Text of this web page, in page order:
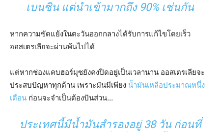
เบนซิน แต่นำเข้ามากถึง 90% เช่นกัน
หากความขัดแย้งในตะวันออกกลางได้รับการแก้ไขโดยเร็ว
ออสเตรเลียจะผ่านพ้นไปได้
แต่หากช่องแคบฮอร์มุซยังคงปิดอยู่เป็นเวลานาน ออสเตรเลียจะ
ประสบปัญหาทุกด้าน เพราะมันมีเพียง น้ำมันเหลือประมาณหนึ่ง
เดือน ก่อนจะจำเป็นต้องปันส่วน…
ประเทศนี้มีน้ำมันสำรองอยู่ 38 วัน ก่อนที่